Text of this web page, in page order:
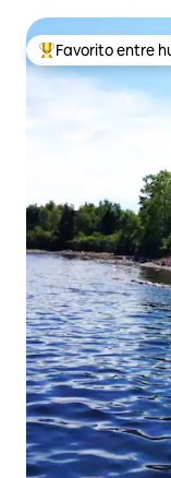
Favorito entre
Favorito entre